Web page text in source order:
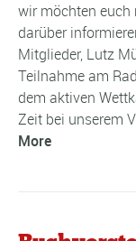
wir möchten euch
darüber
Mitglieder, Lutz
Teilnahme am
dem aktiven
Zeit bei unserem
More